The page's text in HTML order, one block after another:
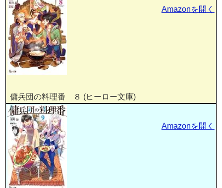
傭兵団の料理番 ８ (ヒーロー文庫)
Amazonを開く
Amazonを開く